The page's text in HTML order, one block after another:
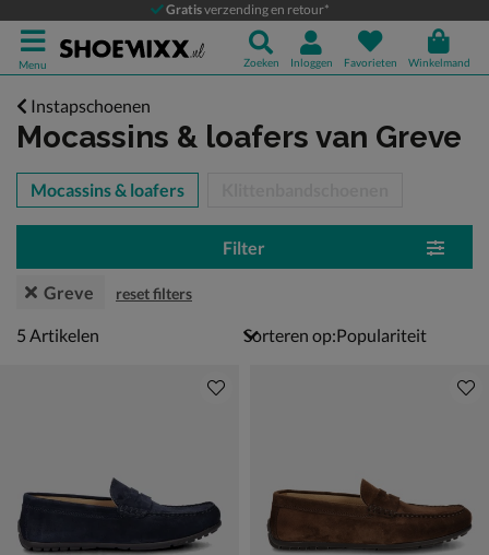
Gratisverzending en retour*
Menu Zoeken Inloggen Favorieten Winkelmand
Instapschoenen
Mocassins & loafers van Greve
over
Mocassins & loafers
Filter
Greve reset filters
5 artikelen
5 Artikelen Sorteren op: